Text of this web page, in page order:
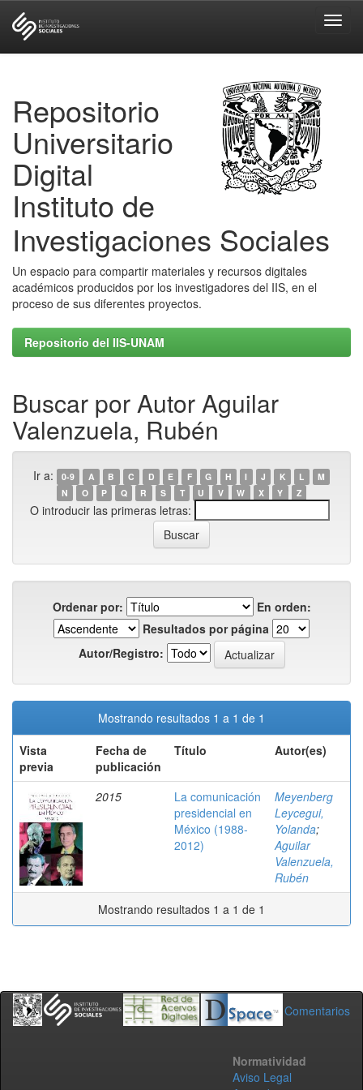
Repositorio
Universitario
Digital
Instituto de
Investigaciones Sociales
Un espacio para compartir materiales y recursos digitales
académicos producidos por los investigadores del IIS, en el
proceso de sus diferentes proyectos.
Repositorio del IIS-UNAM
Buscar por Autor Aguilar
Valenzuela, Rubén
Ir a: 0-9 A B C D E F G H I J K L
M
N
O P Q R S T U V W X Y Z
O introducir las primeras letras:
Ordenar por:
En orden:
Resultados por página
Autor/Registro:
Mostrando resultados 1 a 1 de 1
Vista
previa
Fecha de
publicación
Título Autor(es)
2015
La comunicación
presidencial en
México (1988-
2012)
Meyenberg
Leycegui,
Yolanda;
Aguilar
Valenzuela,
Rubén
Mostrando resultados 1 a 1 de 1
Comentarios
Normatividad
Aviso Legal